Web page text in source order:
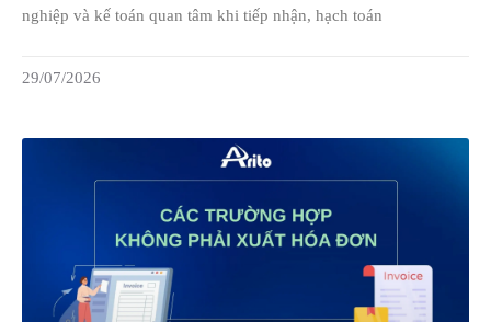
nghiệp và kế toán quan tâm khi tiếp nhận, hạch toán
29/07/2026